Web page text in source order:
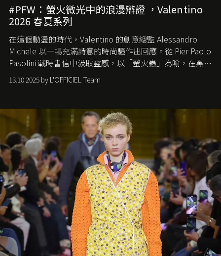
#PFW：螢火微光中的浪漫辯證 ，Valentino
2026 春夏系列
在這個動盪的時代， Valentino 的創意總監 Alessandro
Michele 以一場充滿詩意的時尚騷作出回應。從 Pier Paolo
Pasolini 戰時書信中汲取靈感，以「螢火蟲」為喻，在黑暗
中找尋希望的微光。
13.10.2025 by L'OFFICIEL Team